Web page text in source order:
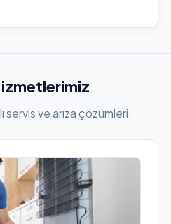
servis ve arıza çözümleri.